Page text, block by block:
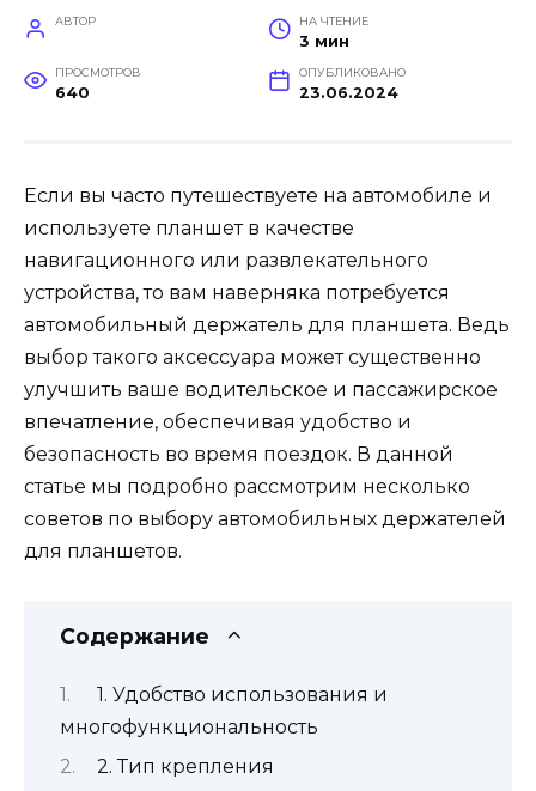
АВТОР НА ЧТЕНИЕ
3 мин
ПРОСМОТРОВ
640
ОПУБЛИКОВАНО
23.06.2024
Если вы часто путешествуете на автомобиле и
используете планшет в качестве
навигационного или развлекательного
устройства, то вам наверняка потребуется
автомобильный держатель для планшета. Ведь
выбор такого аксессуара может существенно
улучшить ваше водительское и пассажирское
впечатление, обеспечивая удобство и
безопасность во время поездок. В данной
статье мы подробно рассмотрим несколько
советов по выбору автомобильных держателей
для планшетов.
Содержание
1. Удобство использования и
многофункциональность
2. Тип крепления